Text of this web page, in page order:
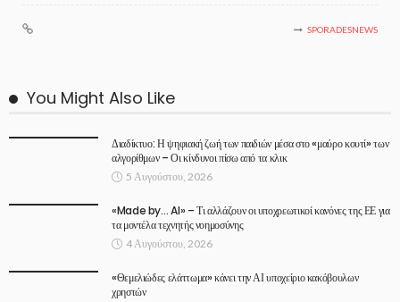
SPORADESNEWS
You Might Also Like
Διαδίκτυο: Η ψηφιακή ζωή των παιδιών μέσα στο «μαύρο κουτί» των
αλγορίθμων – Οι κίνδυνοι πίσω από τα κλικ
5 Αυγούστου, 2026
«Made by… AI» – Τι αλλάζουν οι υποχρεωτικοί κανόνες της ΕΕ για
τα μοντέλα τεχνητής νοημοσύνης
4 Αυγούστου, 2026
«Θεμελιώδες ελάττωμα» κάνει την ΑΙ υποχείριο κακόβουλων
χρηστών